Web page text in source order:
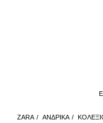
ZARA / ΑΝΔΡΙΚΑ /